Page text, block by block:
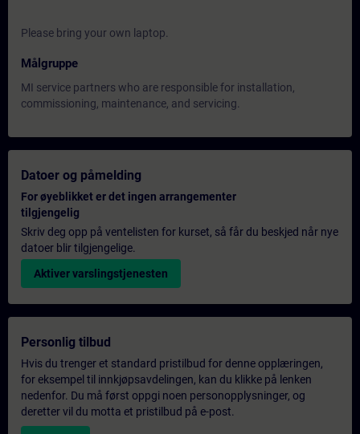
Please bring your own laptop.
Målgruppe
MI service partners who are responsible for installation,
commissioning, maintenance, and servicing.
Datoer og påmelding
For øyeblikket er det ingen arrangementer
tilgjengelig
Skriv deg opp på ventelisten for kurset, så får du beskjed når nye
datoer blir tilgjengelige.
Aktiver varslingstjenesten
Personlig tilbud
Hvis du trenger et standard pristilbud for denne opplæringen,
for eksempel til innkjøpsavdelingen, kan du klikke på lenken
nedenfor. Du må først oppgi noen personopplysninger, og
deretter vil du motta et pristilbud på e-post.